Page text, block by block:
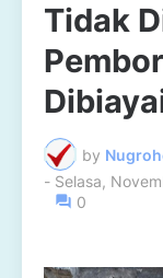
Tidak
by
- Selasa,
0